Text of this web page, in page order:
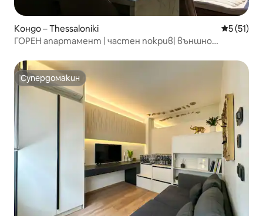
Кондо – Thessaloniki Средна
5 (51)
ГОРЕН апартамент | частен покрив| външно
Супердомакин
Супердомакин